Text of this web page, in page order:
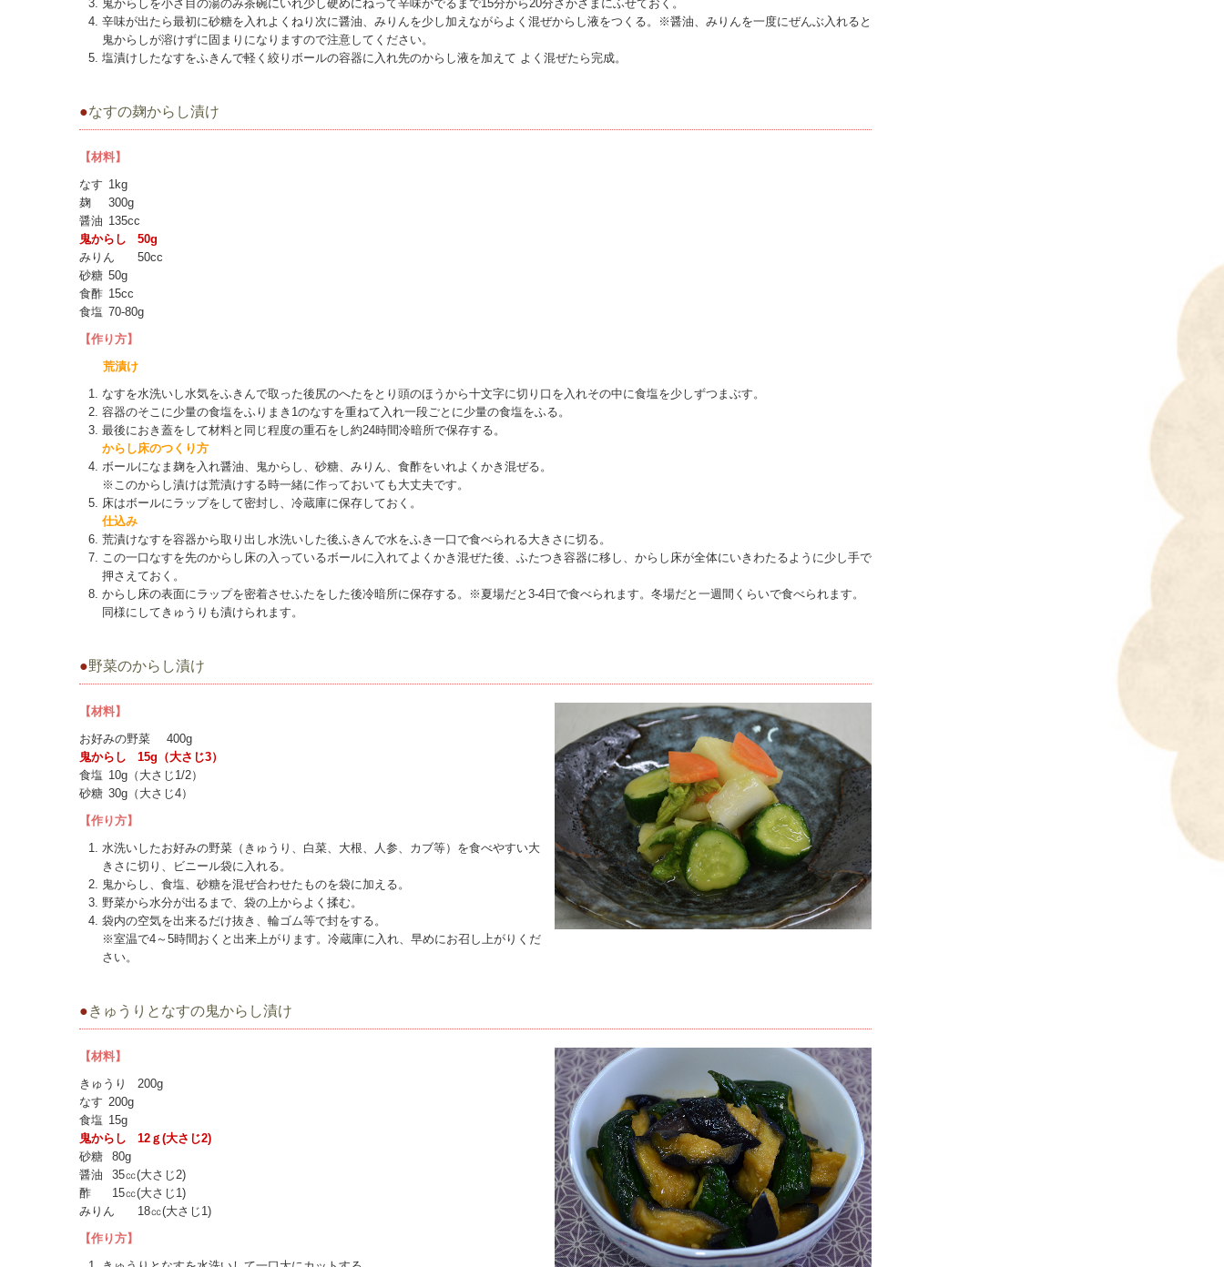
鬼からしを小さ目の湯のみ茶碗にいれ少し硬めにねって辛味がでるまで15分から20分さかさまにふせておく。
辛味が出たら最初に砂糖を入れよくねり次に醤油、みりんを少し加えながらよく混ぜからし液をつくる。※醤油、みりんを一度にぜんぶ入れると
鬼からしが溶けずに固まりになりますので注意してください。
塩漬けしたなすをふきんで軽く絞りボールの容器に入れ先のからし液を加えて よく混ぜたら完成。
●なすの麹からし漬け
【材料】
なす 1kg
麹
300g
醤油 135cc
鬼からし
50g
みりん
50cc
砂糖 50g
食酢 15cc
食塩 70-80g
【作り方】
荒漬け
なすを水洗いし水気をふきんで取った後尻のへたをとり頭のほうから十文字に切り口を入れその中に食塩を少しずつまぶす。
容器のそこに少量の食塩をふりまき1のなすを重ねて入れ一段ごとに少量の食塩をふる。
最後におき蓋をして材料と同じ程度の重石をし約24時間冷暗所で保存する。
からし床のつくり方
ボールになま麹を入れ醤油、鬼からし、砂糖、みりん、食酢をいれよくかき混ぜる。
※このからし漬けは荒漬けする時一緒に作っておいても大丈夫です。
床はボールにラップをして密封し、冷蔵庫に保存しておく。
仕込み
荒漬けなすを容器から取り出し水洗いした後ふきんで水をふき一口で食べられる大きさに切る。
この一口なすを先のからし床の入っているボールに入れてよくかき混ぜた後、ふたつき容器に移し、からし床が全体にいきわたるように少し手で
押さえておく。
からし床の表面にラップを密着させふたをした後冷暗所に保存する。※夏場だと3-4日で食べられます。冬場だと一週間くらいで食べられます。
同様にしてきゅうりも漬けられます。
●野菜のからし漬け
【材料】
お好みの野菜
400g
鬼からし
15g（大さじ3）
食塩 10g（大さじ1/2）
砂糖 30g（大さじ4）
【作り方】
水洗いしたお好みの野菜（きゅうり、白菜、大根、人参、カブ等）を食べやすい大
きさに切り、ビニール袋に入れる。
鬼からし、食塩、砂糖を混ぜ合わせたものを袋に加える。
野菜から水分が出るまで、袋の上からよく揉む。
袋内の空気を出来るだけ抜き、輪ゴム等で封をする。
※室温で4～5時間おくと出来上がります。冷蔵庫に入れ、早めにお召し上がりくだ
さい。
●きゅうりとなすの鬼からし漬け
【材料】
きゅうり
200g
なす 200g
食塩 15g
鬼からし
	12ｇ(
大さじ2)
砂糖
80g
醤油
35㏄(大さじ2)
酢
15㏄(大さじ1)
みりん
	18㏄(
大さじ1)
【作り方】